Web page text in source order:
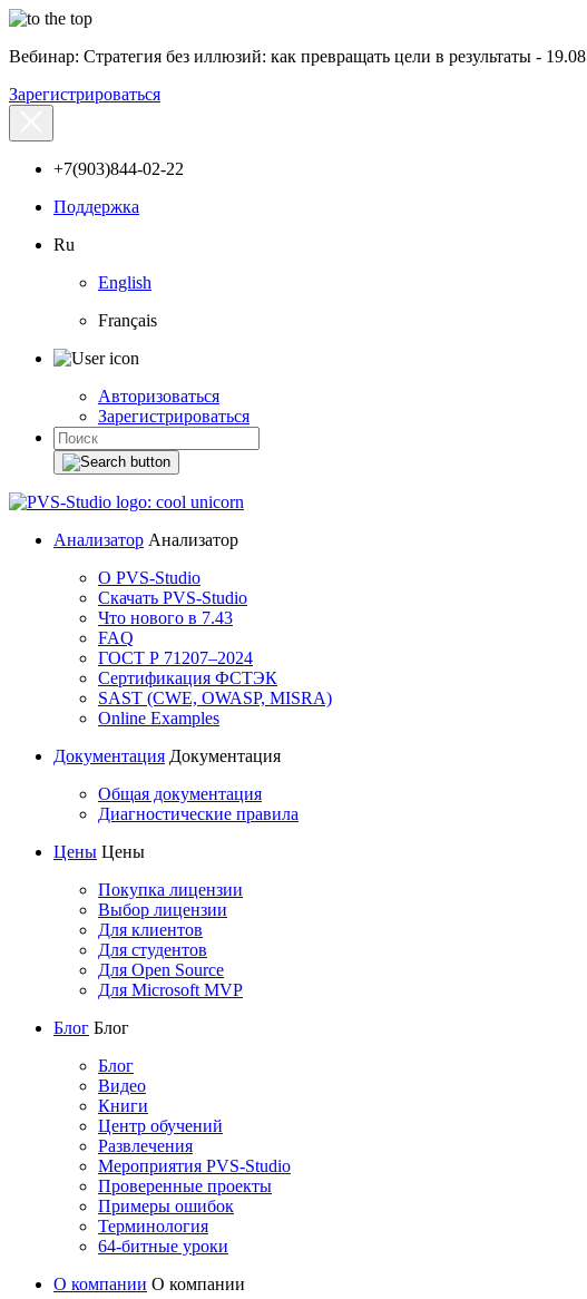
Вебинар: Стратегия без иллюзий: как превращать цели в результаты - 19.08
Зарегистрироваться
+7(903)844-02-22
Поддержка
Ru
English
Français
Авторизоваться
Зарегистрироваться
Анализатор Анализатор
О PVS-Studio
Скачать PVS-Studio
Что нового в 7.43
FAQ
ГОСТ Р 71207–2024
Сертификация ФСТЭК
SAST (CWE, OWASP, MISRA)
Online Examples
Документация Документация
Общая документация
Диагностические правила
Цены Цены
Покупка лицензии
Выбор лицензии
Для клиентов
Для студентов
Для Open Source
Для Microsoft MVP
Блог Блог
Блог
Видео
Книги
Центр обучений
Развлечения
Мероприятия PVS-Studio
Проверенные проекты
Примеры ошибок
Терминология
64-битные уроки
О компании О компании